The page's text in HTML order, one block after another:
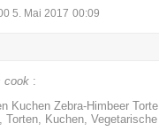
5. Mai 2017 00:09
cook :
Kuchen Zebra-Himbeer
Torten, Kuchen,